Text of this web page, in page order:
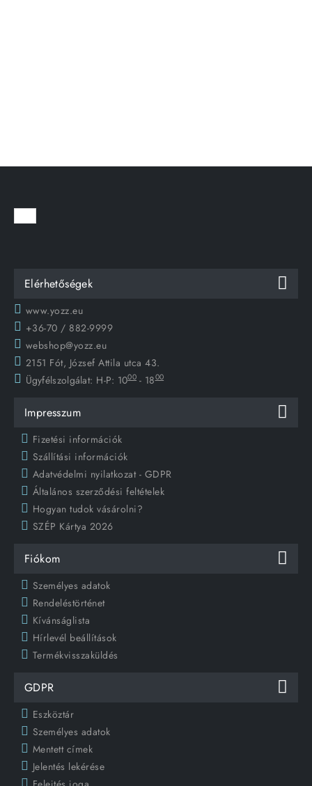
Elérhetőségek
www.yozz.eu
+36-70 / 882-9999
webshop@yozz.eu
2151 Fót, József Attila utca 43.
Ügyfélszolgálat: H-P: 1000 - 1800
Impresszum
Fizetési információk
Szállítási információk
Adatvédelmi nyilatkozat - GDPR
Általános szerződési feltételek
Hogyan tudok vásárolni?
SZÉP Kártya 2026
Fiókom
Személyes adatok
Rendeléstörténet
Kívánságlista
Hírlevél beállítások
Termékvisszaküldés
GDPR
Eszköztár
Személyes adatok
Mentett címek
Jelentés lekérése